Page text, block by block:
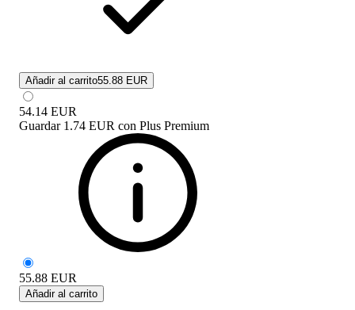
Añadir al carrito55.88 EUR
54.14 EUR
Guardar 1.74 EUR con Plus Premium
55.88 EUR
Añadir al carrito